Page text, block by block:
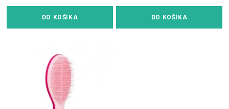
DO KOŠÍKA DO KOŠÍKA